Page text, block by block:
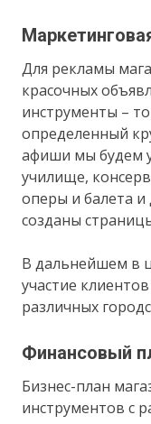
Для рекламы
красочных
инструменты –
определенный
афиши мы будем
училище,
оперы и балета и
созданы
В дальнейшем в
участие
различных
Финансовый
Бизнес-план
инструментов с